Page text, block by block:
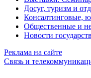
Досуг, туризм и
Консалтинговые,
Общественные и
Новости
Реклама на сайте
Связь и